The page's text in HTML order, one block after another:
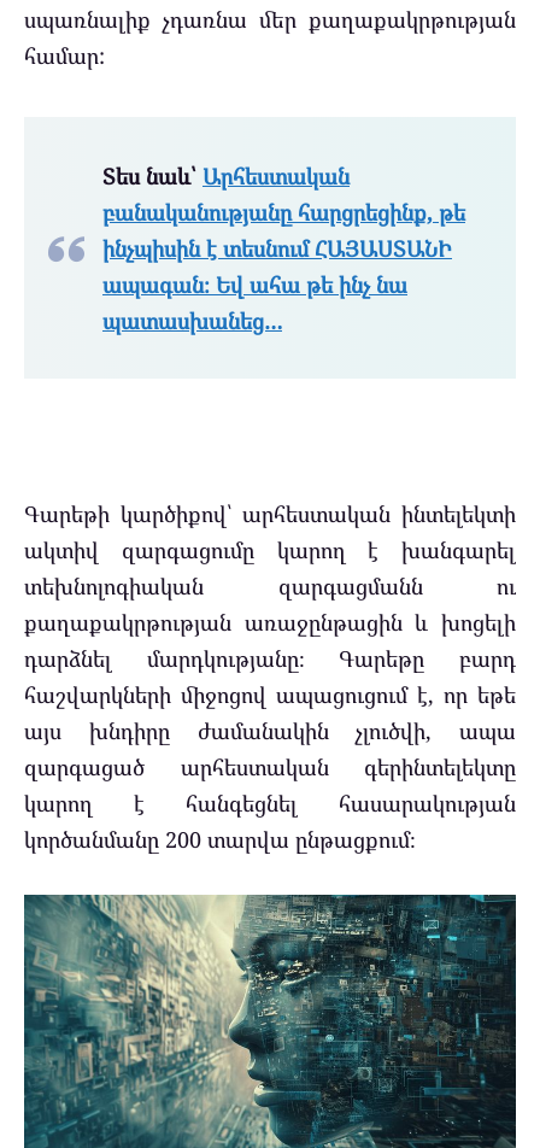
սպառնալիք չդառնա մեր քաղաքակրթության
համար:
Տես նաև՝ Արհեստական
բանականությանը հարցրեցինք, թե
ինչպիսին է տեսնում ՀԱՅԱՍՏԱՆԻ
ապագան։ Եվ ահա թե ինչ նա
պատասխանեց…
Գարեթի կարծիքով՝ արհեստական ​​ինտելեկտի
ակտիվ զարգացումը կարող է խանգարել
տեխնոլոգիական զարգացմանն ու
քաղաքակրթության առաջընթացին և խոցելի
դարձնել մարդկությանը։ Գարեթը բարդ
հաշվարկների միջոցով ապացուցում է, որ եթե
այս խնդիրը ժամանակին չլուծվի, ապա
զարգացած արհեստական ​​գերինտելեկտը
կարող է հանգեցնել հասարակության
կործանմանը 200 տարվա ընթացքում։